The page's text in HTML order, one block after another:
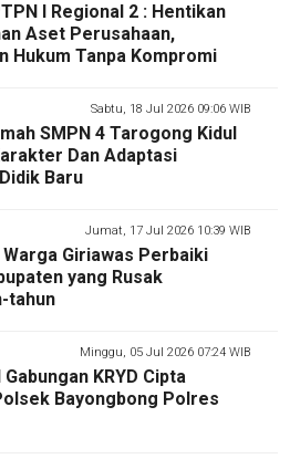
I Regional 2 : Hentikan
Aset Perusahaan,
Hukum Tanpa Kompromi
Sabtu, 18 Jul 2026 09:06 WIB
SMPN 4 Tarogong Kidul
Dan Adaptasi
Baru
Jumat, 17 Jul 2026 10:39 WIB
Warga Giriawas Perbaiki
yang Rusak
tahun
Minggu, 05 Jul 2026 07:24 WIB
KRYD Cipta
Bayongbong Polres